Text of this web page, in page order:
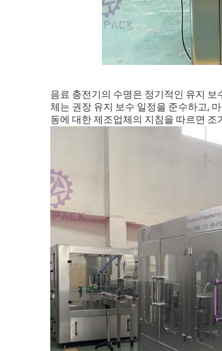
음료 충전기의 수명은 정기적인 유지
체는 권장 유지 보수 일정을 준수하고,
동에 대한 제조업체의 지침을 따르면